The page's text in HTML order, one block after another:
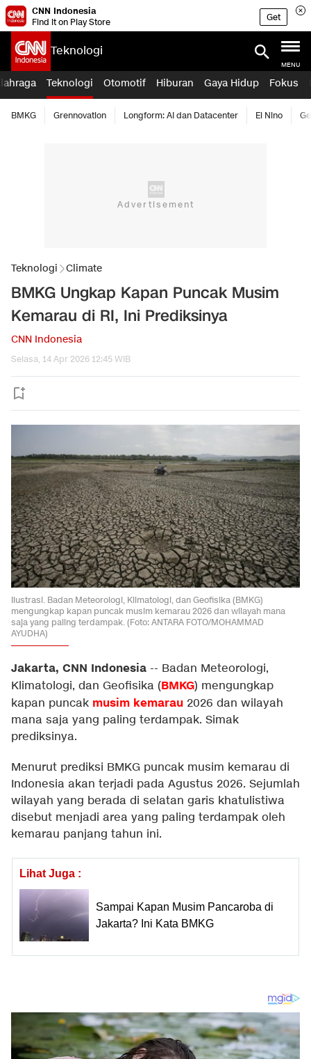
CNN Indonesia
Find it on Play Store
Get
Teknologi
MENU
Teknologi Otomotif Hiburan Gaya Hidup Fokus
BMKG Grennovation Longform: AI dan Datacenter El Nino
Teknologi Climate
BMKG Ungkap Kapan Puncak Musim
Kemarau di RI, Ini Prediksinya
CNN Indonesia
Selasa, 14 Apr 2026 12:45 WIB
Ilustrasi. Badan Meteorologi, Klimatologi, dan Geofisika (BMKG)
mengungkap kapan puncak musim kemarau 2026 dan wilayah mana
saja yang paling terdampak. (Foto: ANTARA FOTO/MOHAMMAD
AYUDHA)
Jakarta, CNN Indonesia -- Badan Meteorologi,
Klimatologi, dan Geofisika (BMKG) mengungkap
kapan puncak musim kemarau 2026 dan wilayah
mana saja yang paling terdampak. Simak
prediksinya.
Menurut prediksi BMKG puncak musim kemarau di
Indonesia akan terjadi pada Agustus 2026. Sejumlah
wilayah yang berada di selatan garis khatulistiwa
disebut menjadi area yang paling terdampak oleh
kemarau panjang tahun ini.
Lihat Juga :
Sampai Kapan Musim Pancaroba di
Jakarta? Ini Kata BMKG